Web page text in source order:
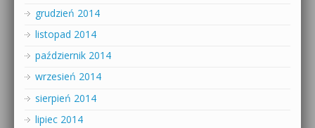
grudzień 2014
listopad 2014
październik 2014
wrzesień 2014
sierpień 2014
lipiec 2014